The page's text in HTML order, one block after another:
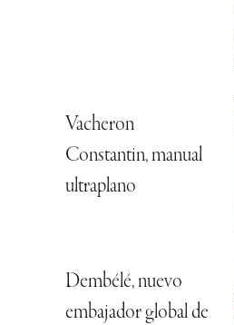
Vacheron
Constantin, manual
ultraplano
Dembélé, nuevo
embajador global de